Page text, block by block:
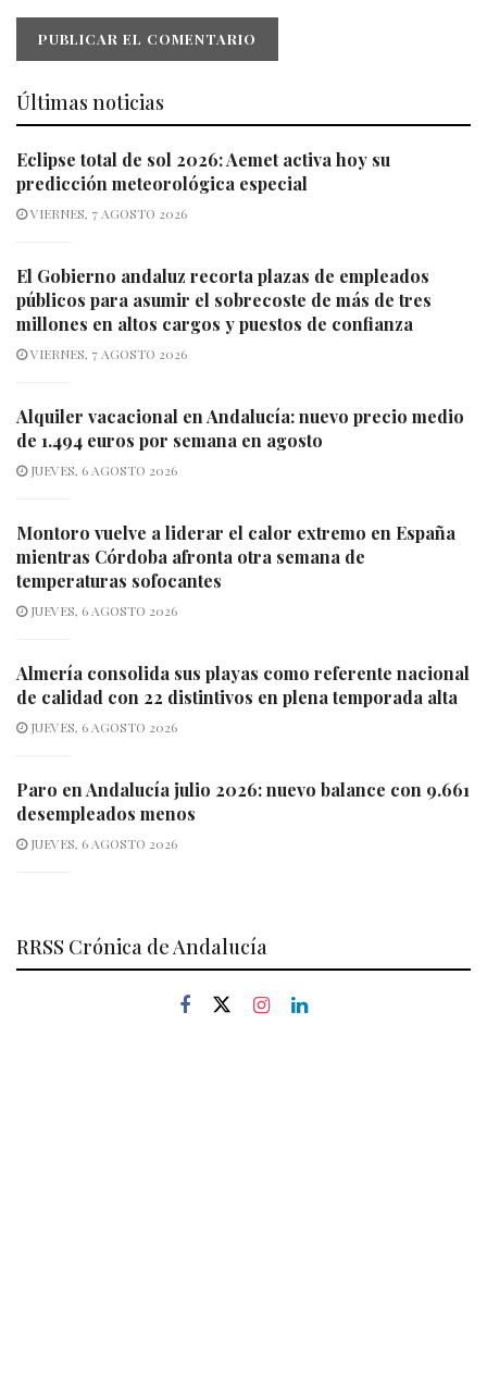
Últimas noticias
Eclipse total de sol 2026: Aemet activa hoy su
predicción meteorológica especial
VIERNES, 7 AGOSTO 2026
El Gobierno andaluz recorta plazas de empleados
públicos para asumir el sobrecoste de más de tres
millones en altos cargos y puestos de confianza
VIERNES, 7 AGOSTO 2026
Alquiler vacacional en Andalucía: nuevo precio medio
de 1.494 euros por semana en agosto
JUEVES, 6 AGOSTO 2026
Montoro vuelve a liderar el calor extremo en España
mientras Córdoba afronta otra semana de
temperaturas sofocantes
JUEVES, 6 AGOSTO 2026
Almería consolida sus playas como referente nacional
de calidad con 22 distintivos en plena temporada alta
JUEVES, 6 AGOSTO 2026
Paro en Andalucía julio 2026: nuevo balance con 9.661
desempleados menos
JUEVES, 6 AGOSTO 2026
RRSS Crónica de Andalucía